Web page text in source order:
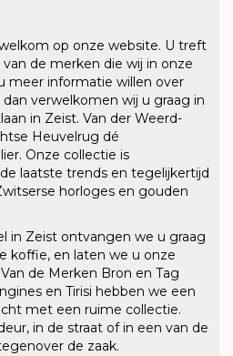
op onze website. U treft
de merken die wij in onze
meer informatie willen over
verwelkomen wij u graag in
in Zeist. Van der Weerd-
Heuvelrug dé
Onze collectie is
laatste trends en tegelijkertijd
horloges en gouden
in Zeist ontvangen we u graag
koffie, en laten we u onze
de Merken Bron en Tag
en Tirisi hebben we een
met een ruime collectie.
in de straat of in een van de
de zaak.